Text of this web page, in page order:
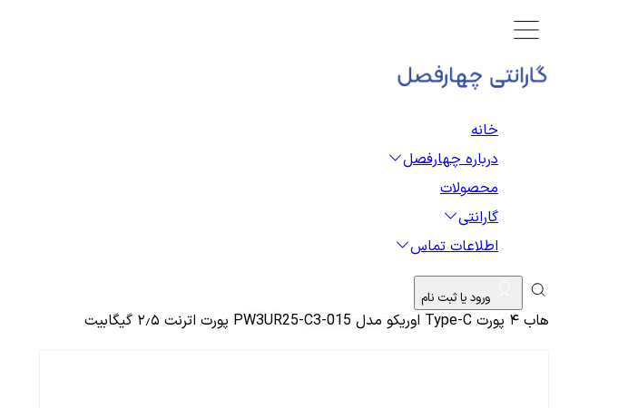
خانه
درباره چهارفصل
محصولات
گارانتی
اطلاعات تماس
ورود یا ثبت نام
هاب ۴ پورت Type-C اوریکو مدل PW3UR25-C3-015 پورت اترنت ۲٫۵ گیگابیت